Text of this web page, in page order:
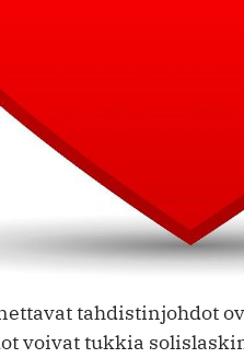
tahdistinjohdot
voivat tukkia